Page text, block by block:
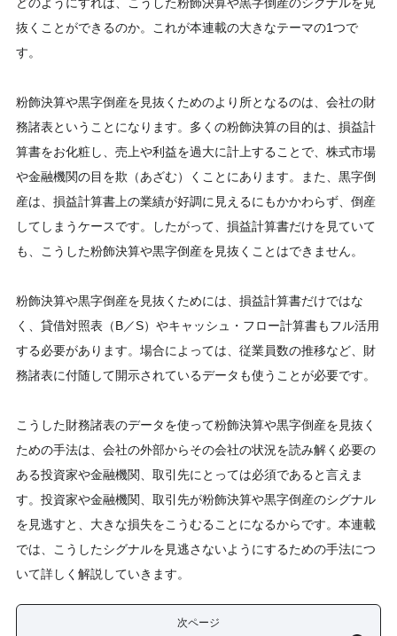
抜くことができるのか。これが本連載の大きなテーマの1つで
す。
粉飾決算や黒字倒産を見抜くためのより所となるのは、会社の財
務諸表ということになります。多くの粉飾決算の目的は、損益計
算書をお化粧し、売上や利益を過大に計上することで、株式市場
や金融機関の目を欺（あざむ）くことにあります。また、黒字倒
産は、損益計算書上の業績が好調に見えるにもかかわらず、倒産
してしまうケースです。したがって、損益計算書だけを見ていて
も、こうした粉飾決算や黒字倒産を見抜くことはできません。
粉飾決算や黒字倒産を見抜くためには、損益計算書だけではな
く、貸借対照表（B／S）やキャッシュ・フロー計算書もフル活用
する必要があります。場合によっては、従業員数の推移など、財
務諸表に付随して開示されているデータも使うことが必要です。
こうした財務諸表のデータを使って粉飾決算や黒字倒産を見抜く
ための手法は、会社の外部からその会社の状況を読み解く必要の
ある投資家や金融機関、取引先にとっては必須であると言えま
す。投資家や金融機関、取引先が粉飾決算や黒字倒産のシグナル
を見逃すと、大きな損失をこうむることになるからです。本連載
では、こうしたシグナルを見逃さないようにするための手法につ
いて詳しく解説していきます。
次ページ